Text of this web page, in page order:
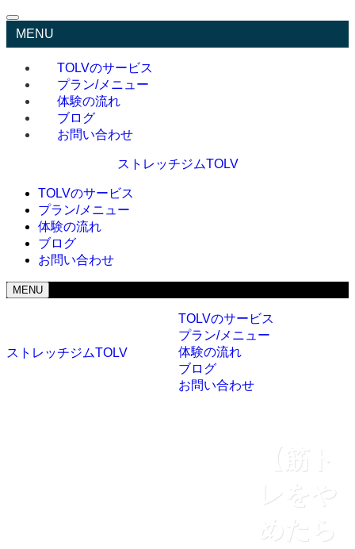
MENU
TOLVのサービス
プラン/メニュー
体験の流れ
ブログ
お問い合わせ
ストレッチジムTOLV
TOLVのサービス
プラン/メニュー
体験の流れ
ブログ
お問い合わせ
MENU
ストレッチジムTOLV
TOLVのサービス
プラン/メニュー
体験の流れ
ブログ
お問い合わせ
【筋ト
レをや
めたら